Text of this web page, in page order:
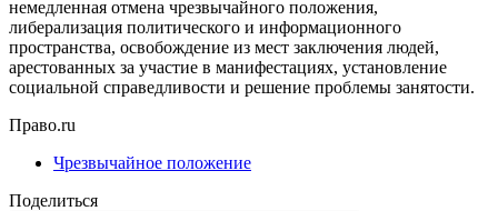
немедленная отмена чрезвычайного положения,
либерализация политического и информационного
пространства, освобождение из мест заключения людей,
арестованных за участие в манифестациях, установление
социальной справедливости и решение проблемы занятости.
Право.ru
Чрезвычайное положение
Поделиться